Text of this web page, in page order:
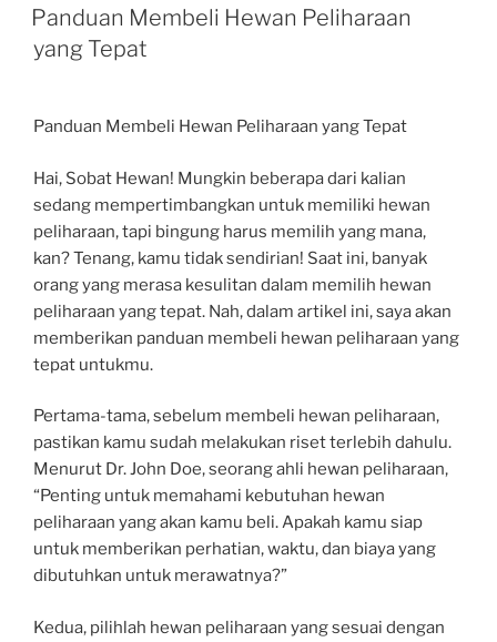
ON
Panduan Membeli Hewan Peliharaan
yang Tepat
Panduan Membeli Hewan Peliharaan yang Tepat
Hai, Sobat Hewan! Mungkin beberapa dari kalian
sedang mempertimbangkan untuk memiliki hewan
peliharaan, tapi bingung harus memilih yang mana,
kan? Tenang, kamu tidak sendirian! Saat ini, banyak
orang yang merasa kesulitan dalam memilih hewan
peliharaan yang tepat. Nah, dalam artikel ini, saya akan
memberikan panduan membeli hewan peliharaan yang
tepat untukmu.
Pertama-tama, sebelum membeli hewan peliharaan,
pastikan kamu sudah melakukan riset terlebih dahulu.
Menurut Dr. John Doe, seorang ahli hewan peliharaan,
“Penting untuk memahami kebutuhan hewan
peliharaan yang akan kamu beli. Apakah kamu siap
untuk memberikan perhatian, waktu, dan biaya yang
dibutuhkan untuk merawatnya?”
Kedua, pilihlah hewan peliharaan yang sesuai dengan